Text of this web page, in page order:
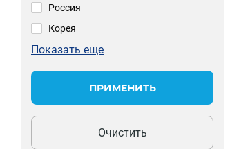
Россия
Корея
Показать еще
ПРИМЕНИТЬ
Очистить